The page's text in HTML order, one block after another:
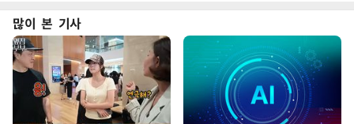
많이 본 기사